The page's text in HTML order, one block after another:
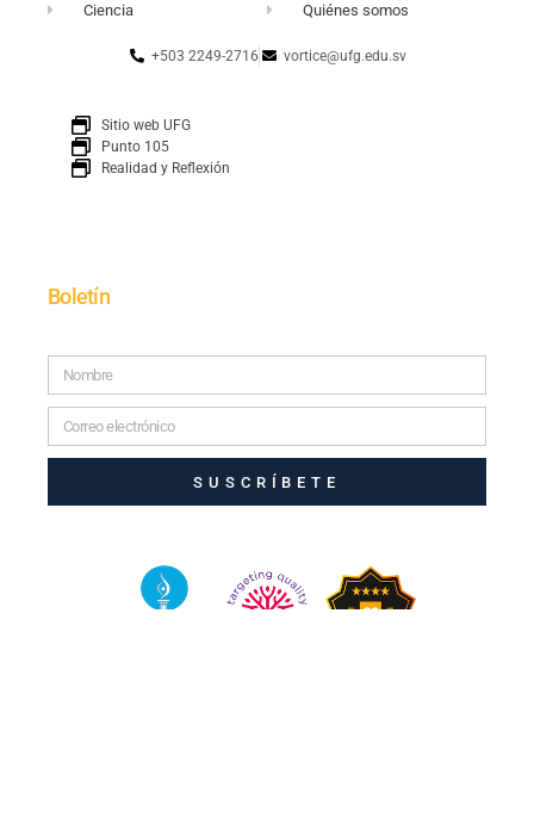
Ciencia Quiénes somos
+503 2249-2716 vortice@ufg.edu.sv
Sitio web UFG
Punto 105
Realidad y Reflexión
Boletín
SUSCRÍBETE